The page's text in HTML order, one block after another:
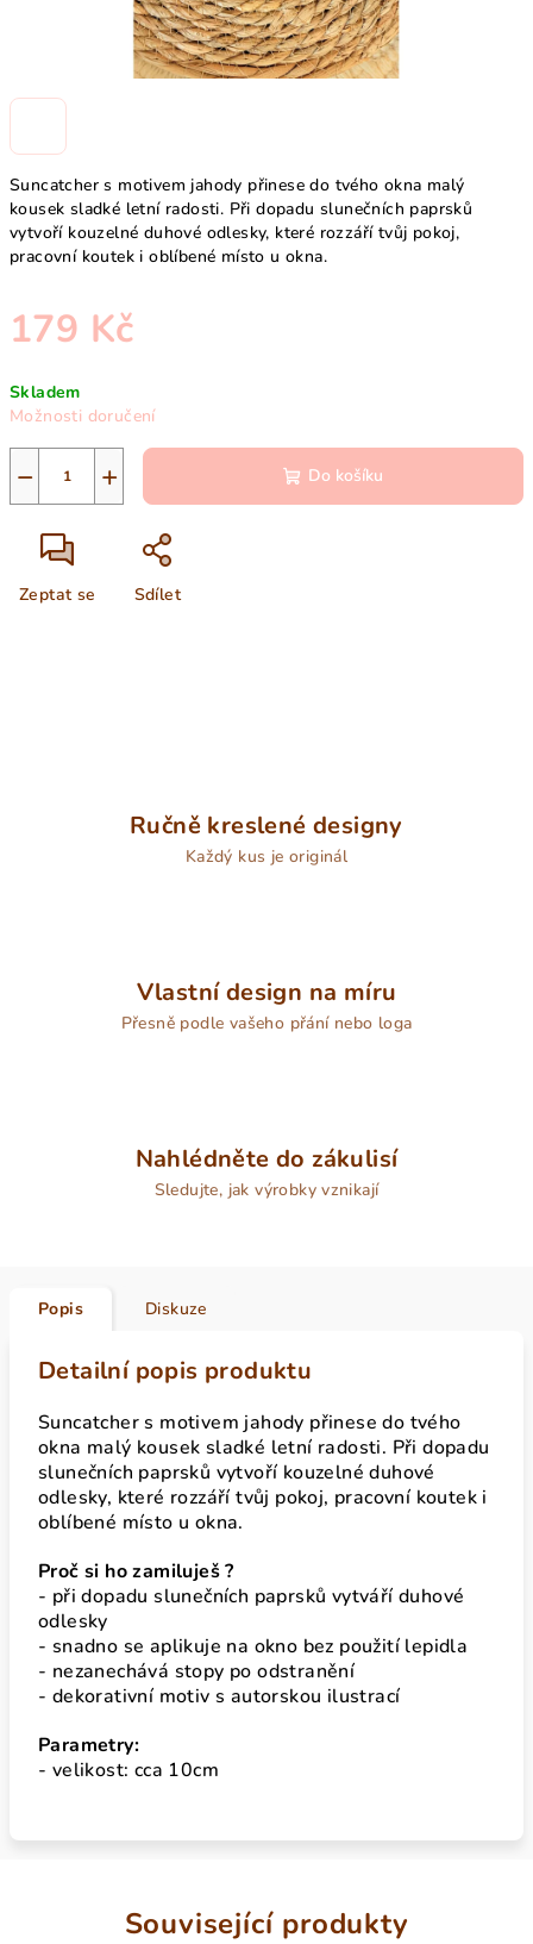
Suncatcher s motivem jahody přinese do tvého okna malý
kousek sladké letní radosti. Při dopadu slunečních paprsků
vytvoří kouzelné duhové odlesky, které rozzáří tvůj pokoj,
pracovní koutek i oblíbené místo u okna.
179 Kč
cena:
Skladem
Možnosti doručení
+
− Do košíku
Zeptat se Sdílet
Ručně kreslené designy
Každý kus je originál
Vlastní design na míru
Přesně podle vašeho přání nebo loga
Nahlédněte do zákulisí
Sledujte, jak výrobky vznikají
Popis Diskuze
Detailní popis produktu
Suncatcher s motivem jahody přinese do tvého
okna malý kousek sladké letní radosti. Při dopadu
slunečních paprsků vytvoří kouzelné duhové
odlesky, které rozzáří tvůj pokoj, pracovní koutek i
oblíbené místo u okna.
Proč si ho zamiluješ ?
- při dopadu slunečních paprsků vytváří duhové
odlesky
- snadno se aplikuje na okno bez použití lepidla
- nezanechává stopy po odstranění
- dekorativní motiv s autorskou ilustrací
Parametry:
- velikost: cca 10cm
Související produkty